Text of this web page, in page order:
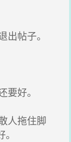
帖子。
好。
人拖住脚